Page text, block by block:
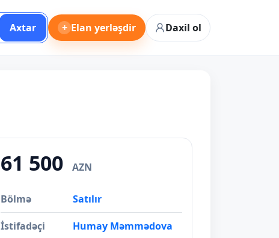
Axtar + Elan yerləşdir Daxil ol
61 500 AZN
Bölmə Satılır
İstifadəçi Humay Məmmədova